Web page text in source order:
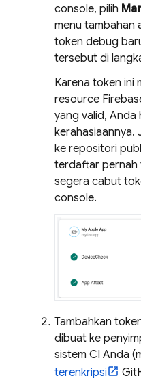
console, pilih
menu tambahan
token debug
tersebut di
Karena token ini
resource
yang valid, Anda
kerahasiaannya.
ke repositori
terdaftar pernah
segera cabut
console.
Tambahkan
dibuat ke
sistem CI Anda
terenkripsi